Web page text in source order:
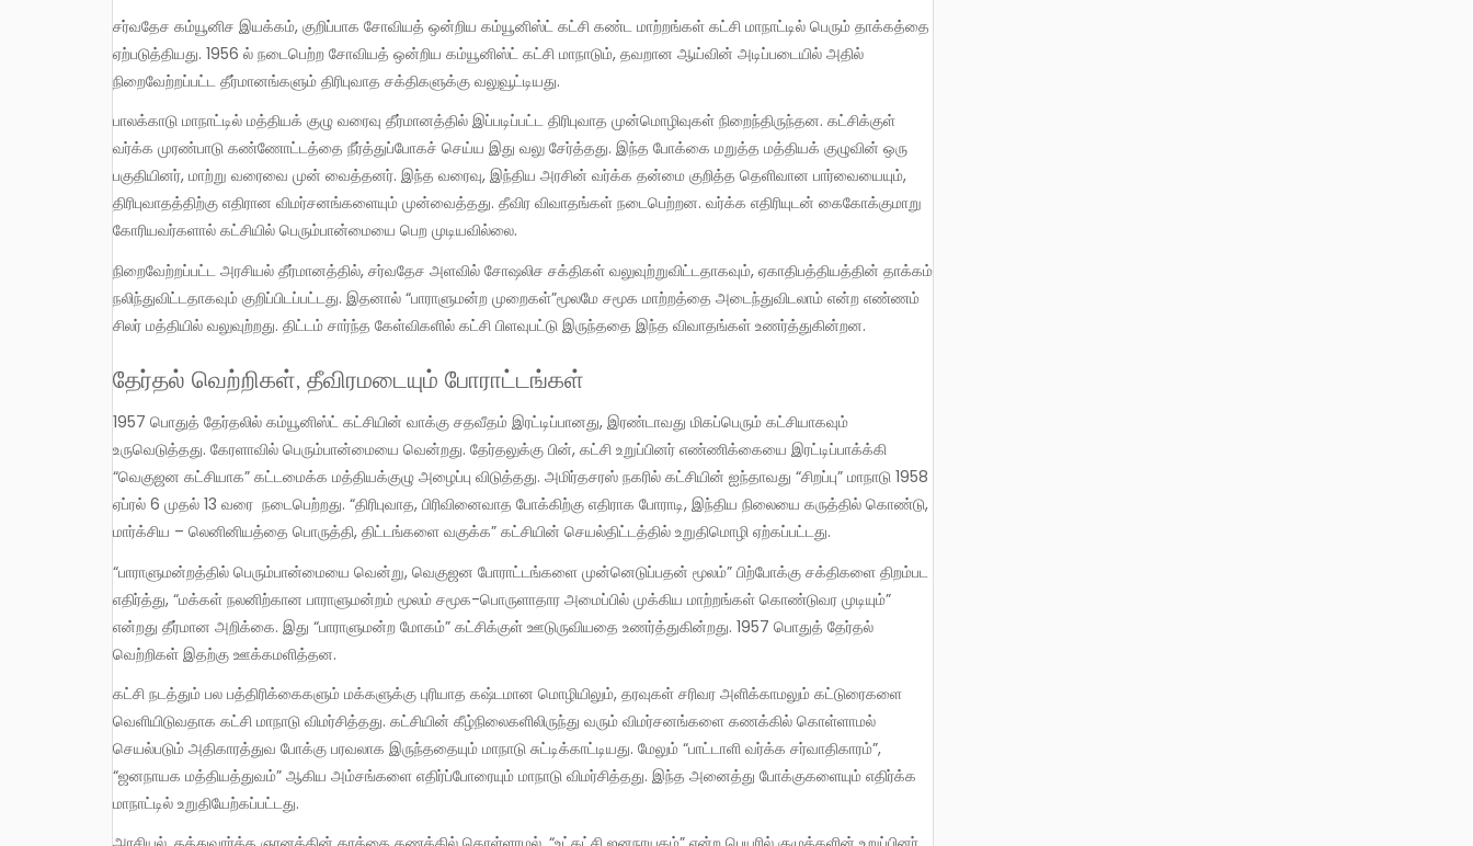
சர்வதேச கம்யூனிச இயக்கம், குறிப்பாக சோவியத் ஒன்றிய கம்யூனிஸ்ட் கட்சி கண்ட மாற்றங்கள் கட்சி மாநாட்டில் பெரும் தாக்கத்தை
ஏற்படுத்தியது. 1956 ல் நடைபெற்ற சோவியத் ஒன்றிய கம்யூனிஸ்ட் கட்சி மாநாடும், தவறான ஆய்வின் அடிப்படையில் அதில்
நிறைவேற்றப்பட்ட தீர்மானங்களும் திரிபுவாத சக்திகளுக்கு வலுவூட்டியது.
பாலக்காடு மாநாட்டில் மத்தியக் குழு வரைவு தீர்மானத்தில் இப்படிப்பட்ட திரிபுவாத முன்மொழிவுகள் நிறைந்திருந்தன. கட்சிக்குள்
வர்க்க முரண்பாடு கண்ணோட்டத்தை நீர்த்துப்போகச் செய்ய இது வலு சேர்த்தது. இந்த போக்கை மறுத்த மத்தியக் குழுவின் ஒரு
பகுதியினர், மாற்று வரைவை முன் வைத்தனர். இந்த வரைவு, இந்திய அரசின் வர்க்க தன்மை குறித்த தெளிவான பார்வையையும்,
திரிபுவாதத்திற்கு எதிரான விமர்சனங்களையும் முன்வைத்தது. தீவிர விவாதங்கள் நடைபெற்றன. வர்க்க எதிரியுடன் கைகோக்குமாறு
கோரியவர்களால் கட்சியில் பெரும்பான்மையை பெற முடியவில்லை.
நிறைவேற்றப்பட்ட அரசியல் தீர்மானத்தில், சர்வதேச அளவில் சோஷலிச சக்திகள் வலுவுற்றுவிட்டதாகவும், ஏகாதிபத்தியத்தின் தாக்கம்
நலிந்துவிட்டதாகவும் குறிப்பிடப்பட்டது. இதனால் “பாராளுமன்ற முறைகள்”மூலமே சமூக மாற்றத்தை அடைந்துவிடலாம் என்ற எண்ணம்
சிலர் மத்தியில் வலுவுற்றது. திட்டம் சார்ந்த கேள்விகளில் கட்சி பிளவுபட்டு இருந்ததை இந்த விவாதங்கள் உணர்த்துகின்றன.
தேர்தல் வெற்றிகள், தீவிரமடையும் போராட்டங்கள்
1957 பொதுத் தேர்தலில் கம்யூனிஸ்ட் கட்சியின் வாக்கு சதவீதம் இரட்டிப்பானது, இரண்டாவது மிகப்பெரும் கட்சியாகவும்
உருவெடுத்தது. கேரளாவில் பெரும்பான்மையை வென்றது. தேர்தலுக்கு பின், கட்சி உறுப்பினர் எண்ணிக்கையை இரட்டிப்பாக்க்கி
“வெகுஜன கட்சியாக” கட்டமைக்க மத்தியக்குழு அழைப்பு விடுத்தது. அமிர்தசரஸ் நகரில் கட்சியின் ஐந்தாவது “சிறப்பு” மாநாடு 1958
ஏப்ரல் 6 முதல் 13 வரை நடைபெற்றது. “திரிபுவாத, பிரிவினைவாத போக்கிற்கு எதிராக போராடி, இந்திய நிலையை கருத்தில் கொண்டு,
மார்க்சிய – லெனினியத்தை பொருத்தி, திட்டங்களை வகுக்க” கட்சியின் செயல்திட்டத்தில் உறுதிமொழி ஏற்கப்பட்டது.
“பாராளுமன்றத்தில் பெரும்பான்மையை வென்று, வெகுஜன போராட்டங்களை முன்னெடுப்பதன் மூலம்” பிற்போக்கு சக்திகளை திறம்பட
எதிர்த்து, “மக்கள் நலனிற்கான பாராளுமன்றம் மூலம் சமூக-பொருளாதார அமைப்பில் முக்கிய மாற்றங்கள் கொண்டுவர முடியும்”
என்றது தீர்மான அறிக்கை. இது “பாராளுமன்ற மோகம்” கட்சிக்குள் ஊடுருவியதை உணர்த்துகின்றது. 1957 பொதுத் தேர்தல்
வெற்றிகள் இதற்கு ஊக்கமளித்தன.
கட்சி நடத்தும் பல பத்திரிக்கைகளும் மக்களுக்கு புரியாத கஷ்டமான மொழியிலும், தரவுகள் சரிவர அளிக்காமலும் கட்டுரைகளை
வெளியிடுவதாக கட்சி மாநாடு விமர்சித்தது. கட்சியின் கீழ்நிலைகளிலிருந்து வரும் விமர்சனங்களை கணக்கில் கொள்ளாமல்
செயல்படும் அதிகாரத்துவ போக்கு பரவலாக இருந்ததையும் மாநாடு சுட்டிக்காட்டியது. மேலும் “பாட்டாளி வர்க்க சர்வாதிகாரம்”,
“ஜனநாயக மத்தியத்துவம்” ஆகிய அம்சங்களை எதிர்ப்போரையும் மாநாடு விமர்சித்தது. இந்த அனைத்து போக்குகளையும் எதிர்க்க
மாநாட்டில் உறுதியேற்கப்பட்டது.